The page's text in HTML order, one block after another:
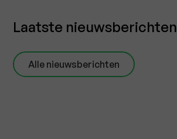
Laatste nieuwsberichten
Alle nieuwsberichten